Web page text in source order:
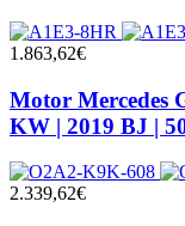
1.863,62€
Motor Mercedes
KW | 2019 BJ |
2.339,62€